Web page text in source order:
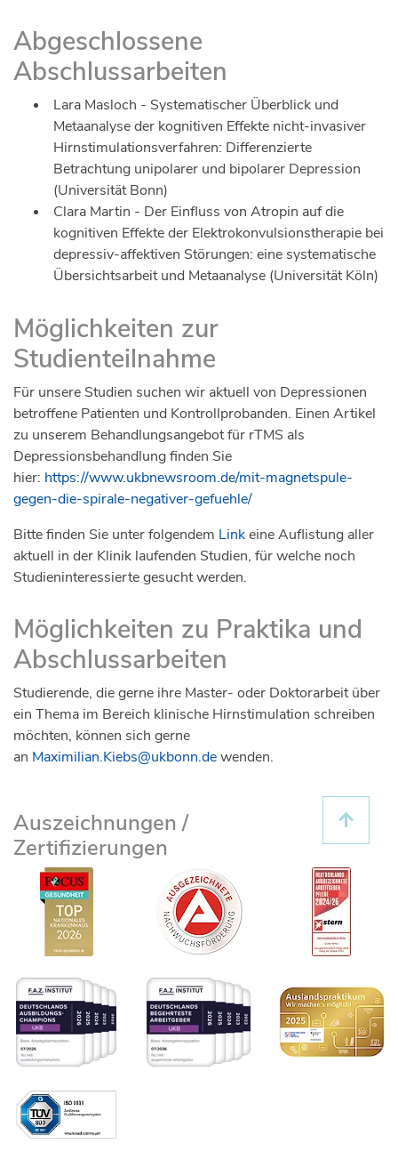
Abgeschlossene
Abschlussarbeiten
Lara Masloch - Systematischer Überblick und
Metaanalyse der kognitiven Effekte nicht-invasiver
Hirnstimulationsverfahren: Differenzierte
Betrachtung unipolarer und bipolarer Depression
(Universität Bonn)
Clara Martin - Der Einfluss von Atropin auf die
kognitiven Effekte der Elektrokonvulsionstherapie bei
depressiv-affektiven Störungen: eine systematische
Übersichtsarbeit und Metaanalyse (Universität Köln)
Möglichkeiten zur
Studienteilnahme
Für unsere Studien suchen wir aktuell von Depressionen
betroffene Patienten und Kontrollprobanden. Einen Artikel
zu unserem Behandlungsangebot für rTMS als
Depressionsbehandlung finden Sie
hier: https://www.ukbnewsroom.de/mit-magnetspule-
gegen-die-spirale-negativer-gefuehle/
Bitte finden Sie unter folgendem Linkeine Auflistung aller
aktuell in der Klinik laufenden Studien, für welche noch
Studieninteressierte gesucht werden.
Möglichkeiten zu Praktika und
Abschlussarbeiten
Studierende, die gerne ihre Master- oder Doktorarbeit über
ein Thema im Bereich klinische Hirnstimulation schreiben
möchten, können sich gerne
an Maximilian.Kiebs@ukbonn.dewenden.
Auszeichnungen /
Zertifizierungen